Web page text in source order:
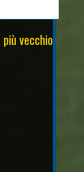
vecchio